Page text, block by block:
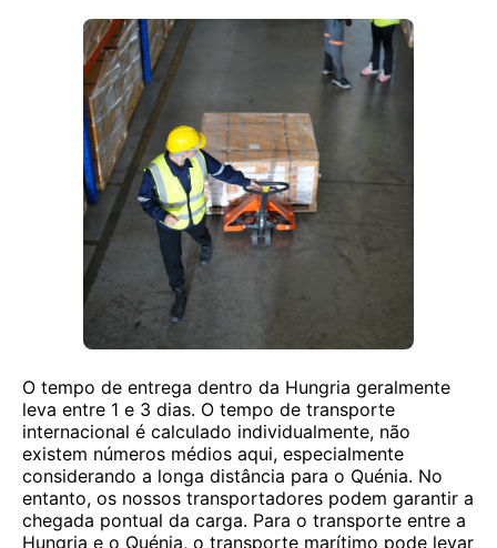
O tempo de entrega dentro da Hungria geralmente
leva entre 1 e 3 dias. O tempo de transporte
internacional é calculado individualmente, não
existem números médios aqui, especialmente
considerando a longa distância para o Quénia. No
entanto, os nossos transportadores podem garantir a
chegada pontual da carga. Para o transporte entre a
Hungria e o Quénia, o transporte marítimo pode levar